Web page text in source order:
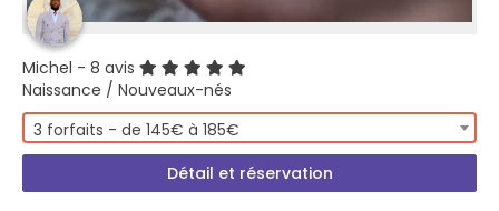
Michel - 8 avis
Naissance / Nouveaux-nés
3 forfaits - de 145€ à 185€
Détail et réservation